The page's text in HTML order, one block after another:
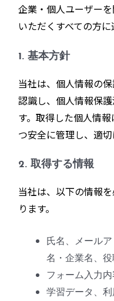
企業・個人ユーザー
いただくすべての方に
1. 基本方針
当社は、個人情報の
認識し、個人情報保
す。取得した個人情
つ安全に管理し、適切
2. 取得する情報
当社は、以下の情報
ります。
氏名、メール
名・企業名、
フォーム入力
学習データ、